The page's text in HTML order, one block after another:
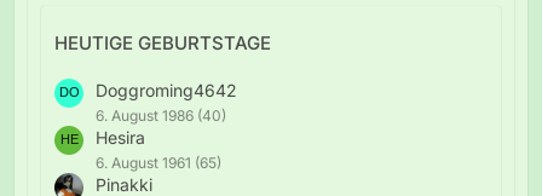
HEUTIGE GEBURTSTAGE
Doggroming4642
6. August 1986 (40)
Hesira
6. August 1961 (65)
Pinakki